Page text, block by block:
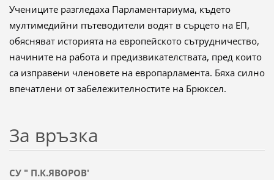
Учениците разгледаха Парламентариума, където
мултимедийни пътеводители водят в сърцето на ЕП,
обясняват историята на европейското сътрудничество,
начините на работа и предизвикателствата, пред които
са изправени членовете на европарламента. Бяха силно
впечатлени от забележителностите на Брюксел.
За връзка
СУ " П.К.ЯВОРОВ'